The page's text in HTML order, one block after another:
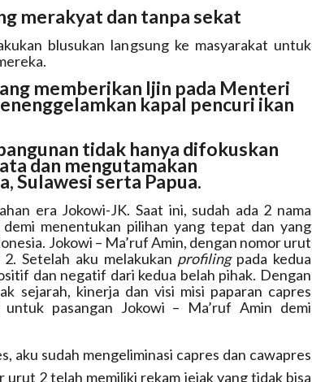
merakyat dan tanpa sekat
blusukan langsung ke masyarakat untuk
memberikan Ijin pada Menteri
kapal pencuri ikan
tidak hanya difokuskan
dan mengutamakan
Sulawesi serta Papua.
era Jokowi-JK. Saat ini, sudah ada 2 nama
menentukan pilihan yang tepat dan yang
Jokowi – Ma’ruf Amin, dengan nomor urut
Setelah aku melakukan profilingpada kedua
dan negatif dari kedua belah pihak. Dengan
sejarah, kinerja dan visi misi paparan capres
pasangan Jokowi – Ma’ruf Amin demi
aku sudah mengeliminasi capres dan cawapres
2 telah memiliki rekam jejak yang tidak bisa